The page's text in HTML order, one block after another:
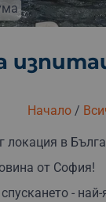
Начало/
локация в
от София!
-